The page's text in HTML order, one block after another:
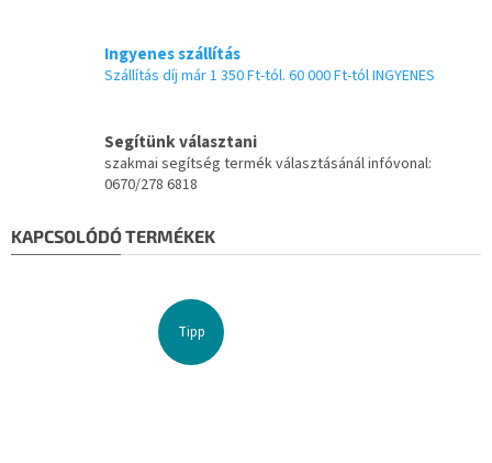
Ingyenes szállítás
Szállítás díj már 1 350 Ft-tól. 60 000 Ft-tól INGYENES
Segítünk választani
szakmai segítség termék választásánál infóvonal:
0670/278 6818
KAPCSOLÓDÓ TERMÉKEK
Tipp